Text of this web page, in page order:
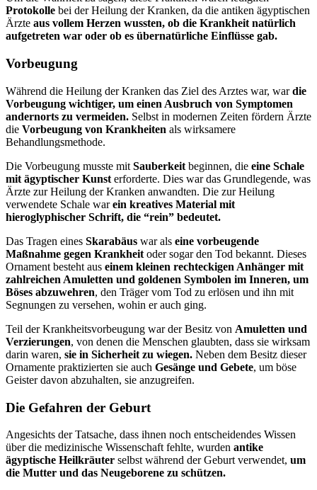
Protokolle bei der Heilung der Kranken, da die antiken ägyptischen
Ärzte aus vollem Herzen wussten, ob die Krankheit natürlich
aufgetreten war oder ob es übernatürliche Einflüsse gab.
Vorbeugung
Während die Heilung der Kranken das Ziel des Arztes war, wardie
Vorbeugung wichtiger, um einen Ausbruch von Symptomen
andernorts zu vermeiden. Selbst in modernen Zeiten fördern Ärzte
die Vorbeugung von Krankheiten als wirksamere
Behandlungsmethode.
Die Vorbeugung musste mit Sauberkeit beginnen, die eine Schale
mit ägyptischer Kunst erforderte. Dies war das Grundlegende, was
Ärzte zur Heilung der Kranken anwandten. Die zur Heilung
verwendete Schale warein kreatives Material mit
hieroglyphischer Schrift, die “rein” bedeutet.
Das Tragen eines Skarabäus war als eine vorbeugende
Maßnahme gegen Krankheit oder sogar den Tod bekannt. Dieses
Ornament besteht aus einem kleinen rechteckigen Anhänger mit
zahlreichen Amuletten und goldenen Symbolen im Inneren, um
Böses abzuwehren, den Träger vom Tod zu erlösen und ihn mit
Segnungen zu versehen, wohin er auch ging.
Teil der Krankheitsvorbeugung war der Besitz von Amuletten und
Verzierungen, von denen die Menschen glaubten, dass sie wirksam
darin waren, sie in Sicherheit zu wiegen. Neben dem Besitz dieser
Ornamente praktizierten sie auch Gesänge und Gebete, um böse
Geister davon abzuhalten, sie anzugreifen.
Die Gefahren der Geburt
Angesichts der Tatsache, dass ihnen noch entscheidendes Wissen
über die medizinische Wissenschaft fehlte, wurden antike
ägyptische Heilkräuter selbst während der Geburt verwendet, um
die Mutter und das Neugeborene zu schützen.